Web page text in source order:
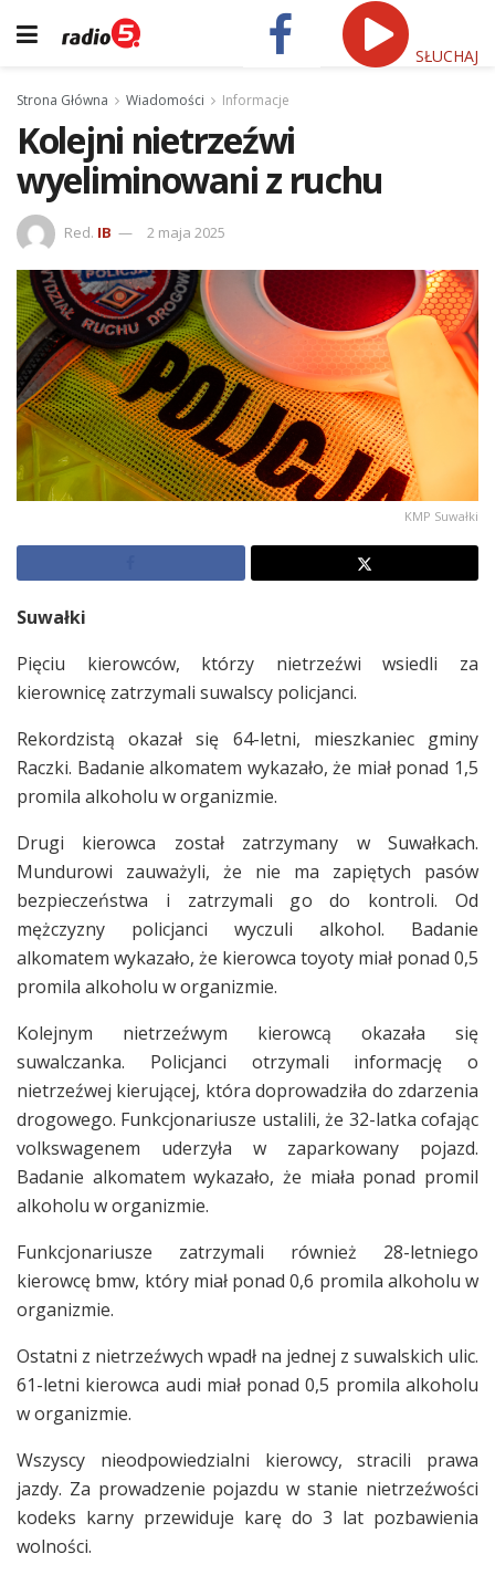
SŁUCHAJ
Strona Główna Wiadomości Informacje
Kolejni nietrzeźwi
wyeliminowani z ruchu
Red. IB 2 maja 2025
KMP Suwałki
Suwałki
Pięciu kierowców, którzy nietrzeźwi wsiedli za
kierownicę zatrzymali suwalscy policjanci.
Rekordzistą okazał się 64-letni, mieszkaniec gminy
Raczki. Badanie alkomatem wykazało, że miał ponad 1,5
promila alkoholu w organizmie.
Drugi kierowca został zatrzymany w Suwałkach.
Mundurowi zauważyli, że nie ma zapiętych pasów
bezpieczeństwa i zatrzymali go do kontroli. Od
mężczyzny policjanci wyczuli alkohol. Badanie
alkomatem wykazało, że kierowca toyoty miał ponad 0,5
promila alkoholu w organizmie.
Kolejnym nietrzeźwym kierowcą okazała się
suwalczanka. Policjanci otrzymali informację o
nietrzeźwej kierującej, która doprowadziła do zdarzenia
drogowego. Funkcjonariusze ustalili, że 32-latka cofając
volkswagenem uderzyła w zaparkowany pojazd.
Badanie alkomatem wykazało, że miała ponad promil
alkoholu w organizmie.
Funkcjonariusze zatrzymali również 28-letniego
kierowcę bmw, który miał ponad 0,6 promila alkoholu w
organizmie.
Ostatni z nietrzeźwych wpadł na jednej z suwalskich ulic.
61-letni kierowca audi miał ponad 0,5 promila alkoholu
w organizmie.
Wszyscy nieodpowiedzialni kierowcy, stracili prawa
jazdy. Za prowadzenie pojazdu w stanie nietrzeźwości
kodeks karny przewiduje karę do 3 lat pozbawienia
wolności.